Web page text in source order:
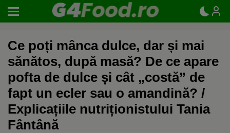
Ce poți mânca dulce, dar și mai
sănătos, după masă? De ce apare
pofta de dulce și cât „costă” de
fapt un ecler sau o amandină? /
Explicațiile nutriționistului Tania
Fântână